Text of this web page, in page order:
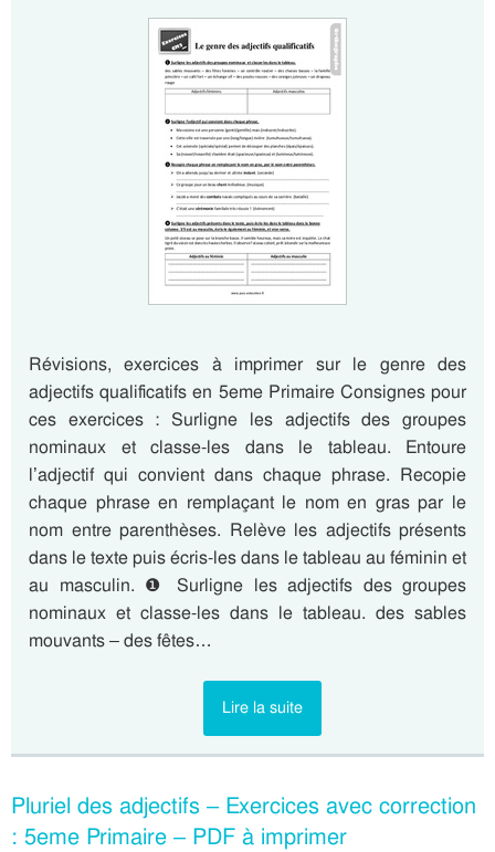
Révisions, exercices à imprimer sur le genre des
adjectifs qualificatifs en 5eme Primaire Consignes pour
ces exercices : Surligne les adjectifs des groupes
nominaux et classe-les dans le tableau. Entoure
l’adjectif qui convient dans chaque phrase. Recopie
chaque phrase en remplaçant le nom en gras par le
nom entre parenthèses. Relève les adjectifs présents
dans le texte puis écris-les dans le tableau au féminin et
au masculin. ❶ Surligne les adjectifs des groupes
nominaux et classe-les dans le tableau. des sables
mouvants – des fêtes…
Lire la suite
Pluriel des adjectifs – Exercices avec correction
: 5eme Primaire – PDF à imprimer